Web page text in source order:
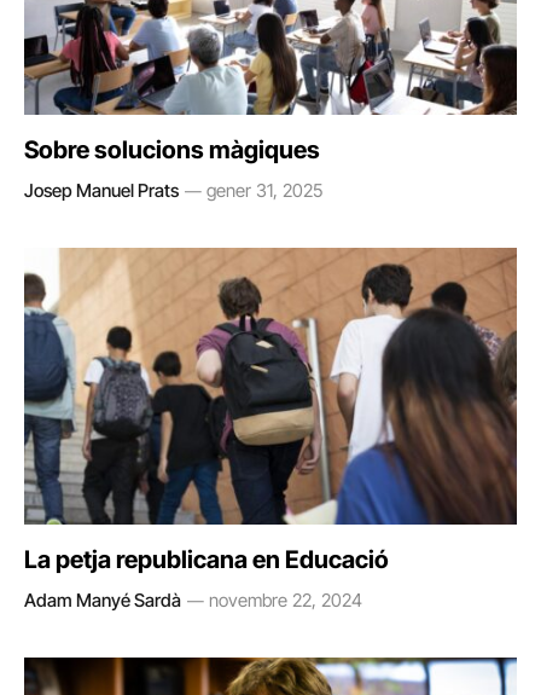
Sobre solucions màgiques
Josep Manuel Prats gener 31, 2025
La petja republicana en Educació
Adam Manyé Sardà novembre 22, 2024